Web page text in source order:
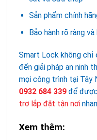
Sản phẩm chính
Bảo hành rõ ràng
Smart Lock không chỉ
đến giải pháp an ninh
mọi công trình tại Tây
0932 684 339 để
trợ lắp đặt tận nơi
Xem thêm: